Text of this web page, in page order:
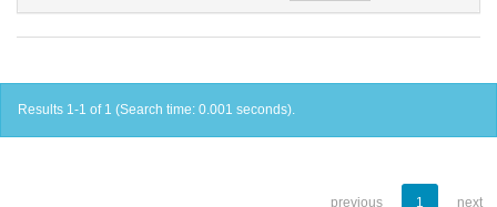
Results 1-1 of 1 (Search time: 0.001 seconds).
previous 1 next